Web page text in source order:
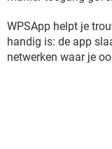
WPSApp helpt je
handig is: de app
netwerken waar je